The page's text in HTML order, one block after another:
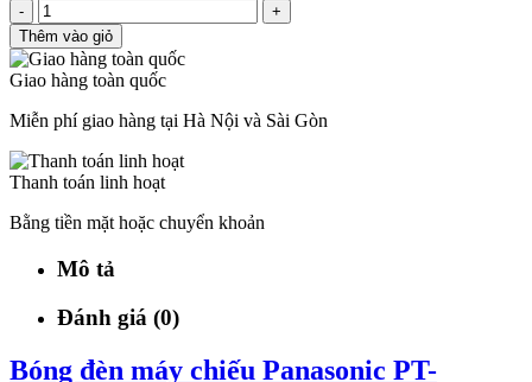
-
+
Thêm vào giỏ
Giao hàng toàn quốc
Miễn phí giao hàng tại Hà Nội và Sài Gòn
Thanh toán linh hoạt
Bằng tiền mặt hoặc chuyển khoản
Mô tả
Đánh giá (0)
Bóng đèn máy chiếu Panasonic PT-